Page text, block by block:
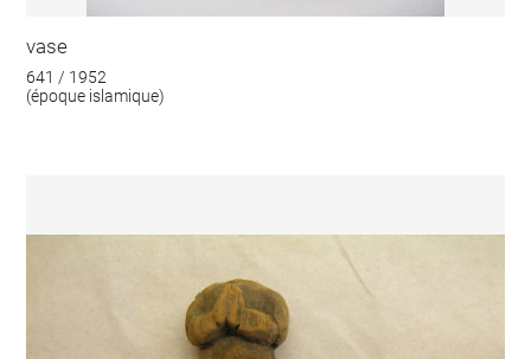
vase
641 / 1952
(époque islamique)